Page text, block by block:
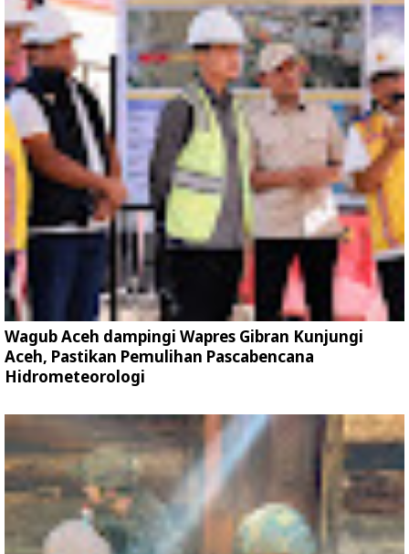
Wagub Aceh dampingi Wapres Gibran Kunjungi
Aceh, Pastikan Pemulihan Pascabencana
Hidrometeorologi